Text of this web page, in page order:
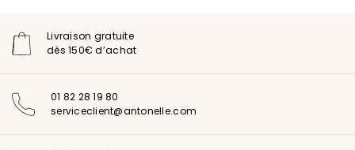
Livraison gratuite
dès 150€ d’achat
01 82 28 19 80
serviceclient@antonelle.com